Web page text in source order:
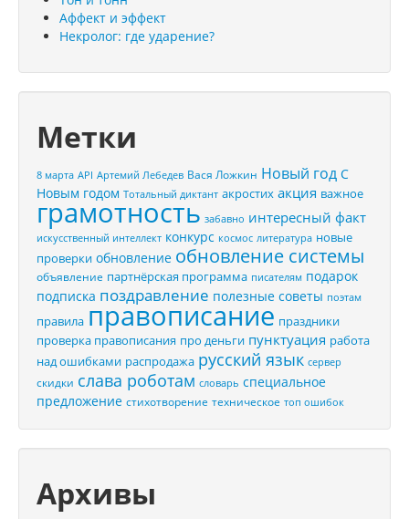
Аффект и эффект
Некролог: где ударение?
Метки
8 марта API Артемий Лебедев Вася Ложкин Новый год С
Новым годом Тотальный диктант акростих акция важное
грамотность забавно интересный факт
искусственный интеллект конкурс космос литература новые
проверки обновление обновление системы
объявление партнёрская программа писателям подарок
подписка поздравление полезные советы поэтам
правила правописание праздники
проверка правописания про деньги пунктуация работа
над ошибками распродажа русский язык сервер
скидки слава роботам словарь специальное
предложение стихотворение техническое топ ошибок
Архивы